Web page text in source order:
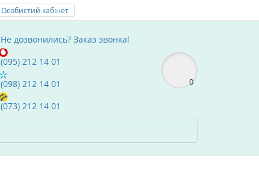
Особистий кабінет
Не дозвонились?Заказ звонка!
(095) 212 14 01
(098) 212 14 01
(073) 212 14 01
0